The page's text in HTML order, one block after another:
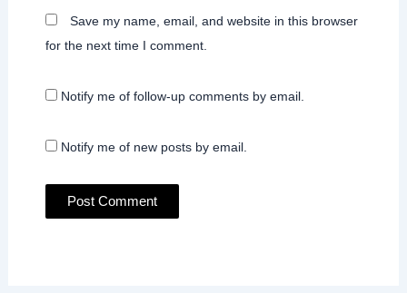
Save my name, email, and website in this browser
for the next time I comment.
Notify me of follow-up comments by email.
Notify me of new posts by email.